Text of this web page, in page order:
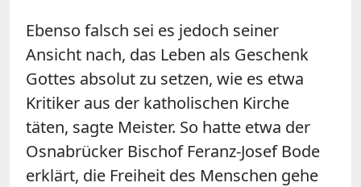
Ebenso falsch sei es jedoch seiner
Ansicht nach, das Leben als Geschenk
Gottes absolut zu setzen, wie es etwa
Kritiker aus der katholischen Kirche
täten, sagte Meister. So hatte etwa der
Osnabrücker Bischof Feranz-Josef Bode
erklärt, die Freiheit des Menschen gehe